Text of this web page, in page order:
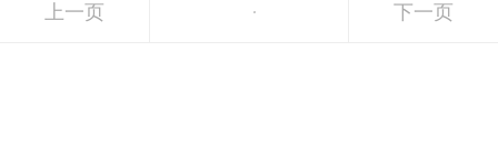
上一页 下一页